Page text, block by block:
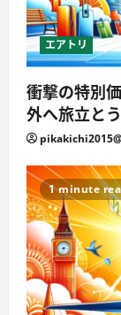
エアトリ
衝撃の特別
外へ旅立とう
1 minute